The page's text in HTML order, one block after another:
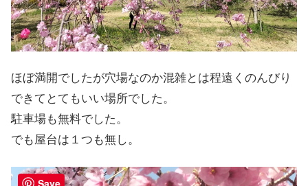
ほぼ満開でしたが穴場なのか混雑とは程遠くのんびり
できてとてもいい場所でした。
駐車場も無料でした。
でも屋台は１つも無し。
Save